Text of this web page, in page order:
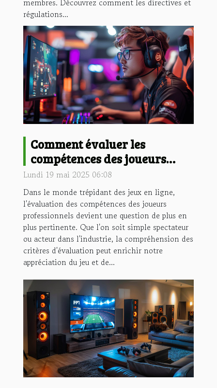
membres. Découvrez comment les directives et
régulations...
Comment évaluer les
compétences des joueurs
professionnels sur des jeux
en ligne populaires
Lundi 19 mai 2025 06:08
Dans le monde trépidant des jeux en ligne,
l'évaluation des compétences des joueurs
professionnels devient une question de plus en
plus pertinente. Que l'on soit simple spectateur
ou acteur dans l'industrie, la compréhension des
critères d'évaluation peut enrichir notre
appréciation du jeu et de...